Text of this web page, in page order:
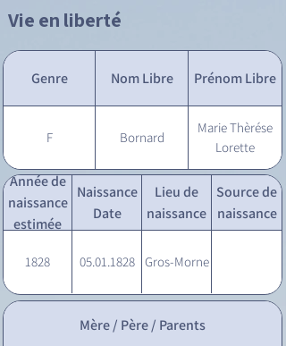
Vie en liberté
Genre Nom Libre Prénom Libre
F Bornard
Marie Thèrése
Lorette
Année de
naissance
estimée
Naissance
Date
Lieu de
naissance
Source de
naissance
1828 05.01.1828 Gros-Morne
Mère / Père / Parents